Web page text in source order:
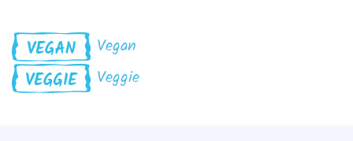
Vegan
Veggie